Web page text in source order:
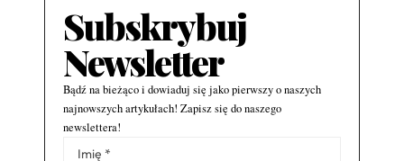
Subskrybuj
Newsletter
Bądź na bieżąco i dowiaduj się jako pierwszy o naszych
najnowszych artykułach! Zapisz się do naszego
newslettera!
Alternative: